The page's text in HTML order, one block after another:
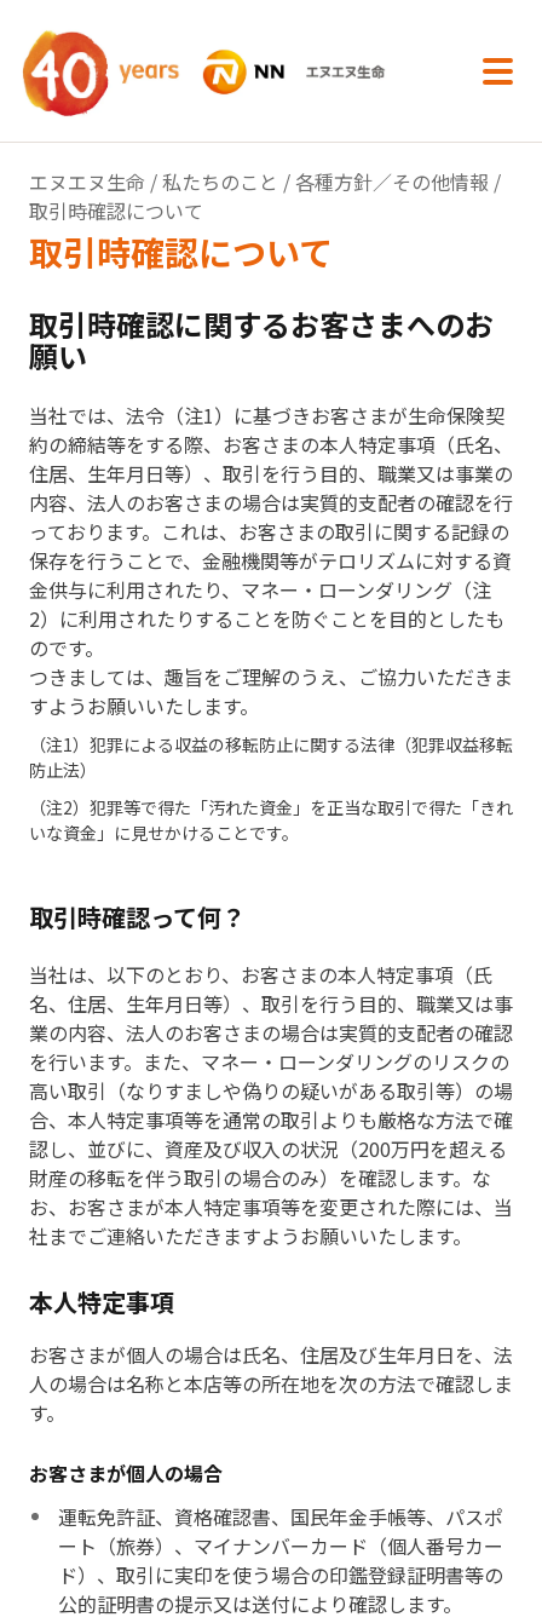
エヌエヌ生命 /私たちのこと / 各種方針／その他情報 /
取引時確認について
取引時確認について
取引時確認に関するお客さまへのお
願い
当社では、法令（注1）に基づきお客さまが生命保険契
約の締結等をする際、お客さまの本人特定事項（氏名、
住居、生年月日等）、取引を行う目的、職業又は事業の
内容、法人のお客さまの場合は実質的支配者の確認を行
っております。これは、お客さまの取引に関する記録の
保存を行うことで、金融機関等がテロリズムに対する資
金供与に利用されたり、マネー・ローンダリング（注
2）に利用されたりすることを防ぐことを目的としたも
のです。
つきましては、趣旨をご理解のうえ、ご協力いただきま
すようお願いいたします。
（注1）犯罪による収益の移転防止に関する法律（犯罪収益移転
防止法）
（注2）犯罪等で得た「汚れた資金」を正当な取引で得た「きれ
いな資金」に見せかけることです。
取引時確認って何？
当社は、以下のとおり、お客さまの本人特定事項（氏
名、住居、生年月日等）、取引を行う目的、職業又は事
業の内容、法人のお客さまの場合は実質的支配者の確認
を行います。また、マネー・ローンダリングのリスクの
高い取引（なりすましや偽りの疑いがある取引等）の場
合、本人特定事項等を通常の取引よりも厳格な方法で確
認し、並びに、資産及び収入の状況（200万円を超える
財産の移転を伴う取引の場合のみ）を確認します。な
お、お客さまが本人特定事項等を変更された際には、当
社までご連絡いただきますようお願いいたします。
本人特定事項
お客さまが個人の場合は氏名、住居及び生年月日を、法
人の場合は名称と本店等の所在地を次の方法で確認しま
す。
お客さまが個人の場合
運転免許証、資格確認書、国民年金手帳等、パスポ
ート（旅券）、マイナンバーカード（個人番号カー
ド）、取引に実印を使う場合の印鑑登録証明書等の
公的証明書の提示又は送付により確認します。